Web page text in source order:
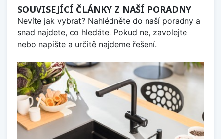
SOUVISEJÍCÍ ČLÁNKY Z NAŠÍ PORADNY
Nevíte jak vybrat? Nahlédněte do naší poradny a
snad najdete, co hledáte. Pokud ne, zavolejte
nebo napište a určitě najdeme řešení.